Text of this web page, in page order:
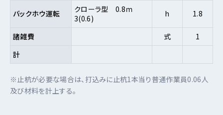
バックホウ運転
クローラ型 0.8ｍ
3(0.6)
h 1.8
諸雑費 式
1
計
※止杭が必要な場合は、打込みに止杭1本当り普通作業員0.06人
及び材料を計上する。